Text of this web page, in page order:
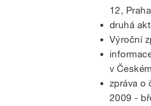
12,
druhá
Výroční
v
zpráva o
2009 -